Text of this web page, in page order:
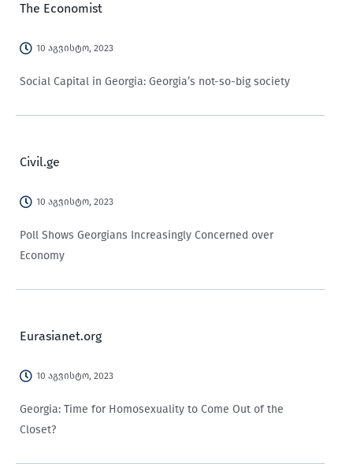
The Economist
10 აგვისტო, 2023
Social Capital in Georgia: Georgia’s not-so-big society
Civil.ge
10 აგვისტო, 2023
Poll Shows Georgians Increasingly Concerned over
Economy
Eurasianet.org
10 აგვისტო, 2023
Georgia: Time for Homosexuality to Come Out of the
Closet?